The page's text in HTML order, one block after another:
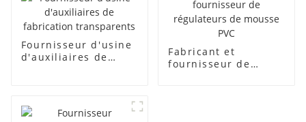
Fournisseur d'usine
d'auxiliaires de
Fabricant et
fournisseur de